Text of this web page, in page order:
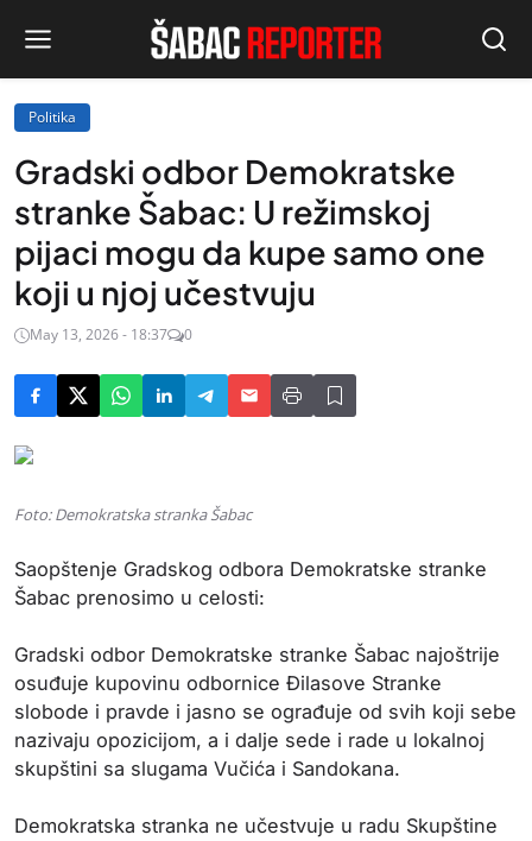
Politika
Gradski odbor Demokratske
stranke Šabac: U režimskoj
pijaci mogu da kupe samo one
koji u njoj učestvuju
May 13, 2026 - 18:37 0
Foto: Demokratska stranka Šabac
Saopštenje Gradskog odbora Demokratske stranke
Šabac prenosimo u celosti:
Gradski odbor Demokratske stranke Šabac najoštrije
osuđuje kupovinu odbornice Đilasove Stranke
slobode i pravde i jasno se ograđuje od svih koji sebe
nazivaju opozicijom, a i dalje sede i rade u lokalnoj
skupštini sa slugama Vučića i Sandokana.
Demokratska stranka ne učestvuje u radu Skupštine